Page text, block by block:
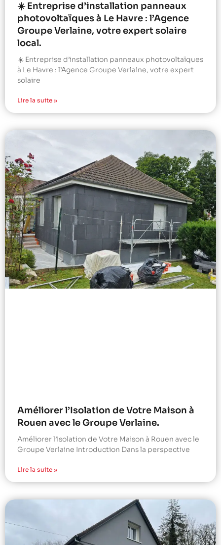
☀️ Entreprise d’installation panneaux
photovoltaïques à Le Havre : l’Agence
Groupe Verlaine, votre expert solaire
local.
☀️ Entreprise d’installation panneaux photovoltaïques
à Le Havre : l’Agence Groupe Verlaine, votre expert
solaire
Lire la suite »
Améliorer l’Isolation de Votre Maison à
Rouen avec le Groupe Verlaine.
Améliorer l’Isolation de Votre Maison à Rouen avec le
Groupe Verlaine Introduction Dans la perspective
Lire la suite »